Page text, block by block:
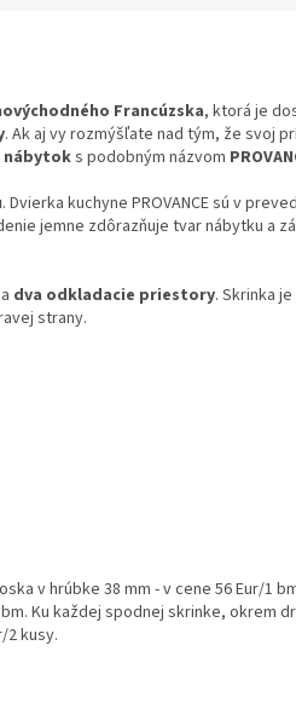
Francúzska, ktorá je
. Ak aj vy rozmýšľate nad tým, že svoj
nábytoks podobným názvom
. Dvierka kuchyne PROVANCE sú v
jemne zdôrazňuje tvar nábytku a
dva odkladacie priestory. Skrinka
strany.
v hrúbke 38 mm - v cene 56 Eur/1
Ku každej spodnej skrinke, okrem
2 kusy.